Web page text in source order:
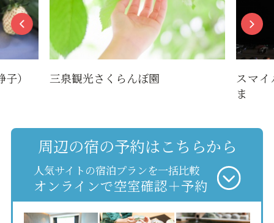
） 三泉観光さくらんぼ園
スマ
ま
周辺の宿の予約はこちらから
人気サイトの宿泊プランを一括比較
オンラインで空室確認＋予約